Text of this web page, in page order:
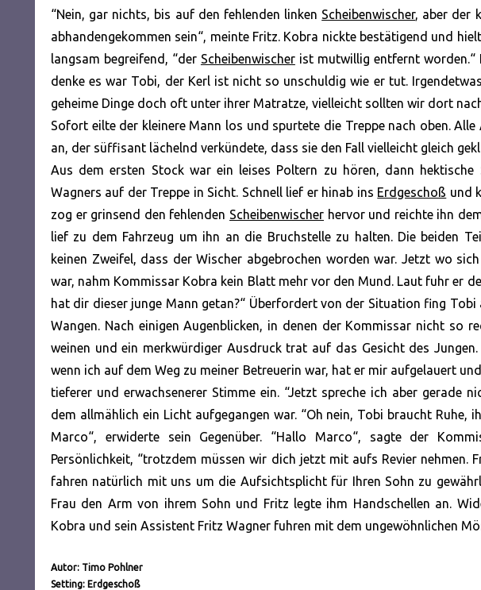
“Nein, gar nichts, bis auf den fehlenden linken Scheibenwischer, aber der
abhandengekommen sein“, meinte Fritz. Kobra nickte bestätigend und
langsam begreifend, “der Scheibenwischerist mutwillig entfernt worden.“
denke es war Tobi, der Kerl ist nicht so unschuldig wie er tut.
geheime Dinge doch oft unter ihrer Matratze, vielleicht sollten wir dort
Sofort eilte der kleinere Mann los und spurtete die Treppe nach oben.
an, der süffisant lächelnd verkündete, dass sie den Fall vielleicht gleich
Aus dem ersten Stock war ein leises Poltern zu hören, dann
Wagners auf der Treppe in Sicht. Schnell lief er hinab ins Erdgeschoß und
zog er grinsend den fehlenden Scheibenwischer hervor und reichte ihn
lief zu dem Fahrzeug um ihn an die Bruchstelle zu halten. Die beiden
keinen Zweifel, dass der Wischer abgebrochen worden war. Jetzt wo
war, nahm Kommissar Kobra kein Blatt mehr vor den Mund. Laut fuhr er
hat dir dieser junge Mann getan?“ Überfordert von der Situation fing
Wangen. Nach einigen Augenblicken, in denen der Kommissar nicht so
weinen und ein merkwürdiger Ausdruck trat auf das Gesicht des
wenn ich auf dem Weg zu meiner Betreuerin war, hat er mir aufgelauert
tieferer und erwachsenerer Stimme ein. “Jetzt spreche ich aber gerade
dem allmählich ein Licht aufgegangen war. “Oh nein, Tobi braucht Ruhe,
Marco“, erwiderte sein Gegenüber. “Hallo Marco“, sagte der
Persönlichkeit, “trotzdem müssen wir dich jetzt mit aufs Revier nehmen.
fahren natürlich mit uns um die Aufsichtsplicht für Ihren Sohn zu
Frau den Arm von ihrem Sohn und Fritz legte ihm Handschellen an.
Kobra und sein Assistent Fritz Wagner fuhren mit dem ungewöhnlichen
Autor: Timo Pohlner
Setting: Erdgeschoß